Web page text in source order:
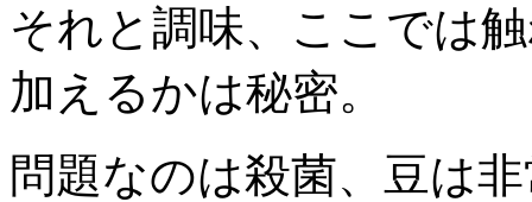
それと調味、ここでは
加えるかは秘密。
問題なのは殺菌、豆は